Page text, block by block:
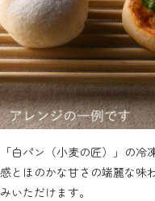
「白パン（小麦の匠）」の
感とほのかな甘さの端麗な味
みいただけます。